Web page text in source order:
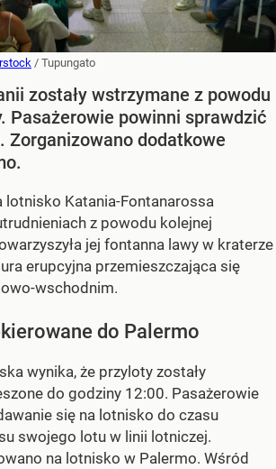
/ Tupungato
zostały wstrzymane z powodu
Pasażerowie powinni sprawdzić
Zorganizowano dodatkowe
lotnisko Katania-Fontanarossa
z powodu kolejnej
jej fontanna lawy w kraterze
erupcyjna przemieszczająca się
wschodnim.
do Palermo
wynika, że przyloty zostały
do godziny 12:00. Pasażerowie
się na lotnisko do czasu
swojego lotu w linii lotniczej.
na lotnisko w Palermo. Wśród